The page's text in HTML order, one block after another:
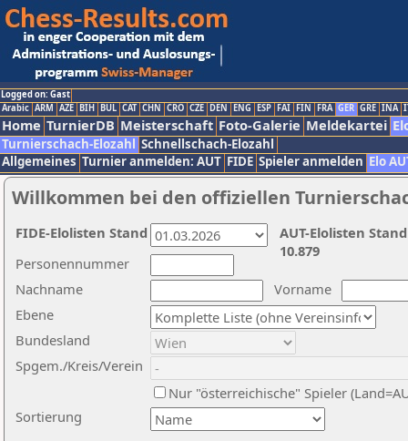
Logged on: Gast
Arabic ARM AZE BIH BUL CAT CHN CRO CZE DEN ENG ESP FAI FIN FRA GER GRE INA
Home TurnierDB Meisterschaft Foto-Galerie Meldekartei
Turnierschach-Elozahl Schnellschach-Elozahl
Allgemeines Turnier anmelden: AUT FIDE Spieler anmelden Elo
Willkommen bei den offiziellen
Nachname
Vorname
Ebene
Sortierung
Personennummer
Bundesland
Spgem./Kreis/Verein
Nur "österreichische" Spieler
AUT-Elolisten
10.879
FIDE-Elolisten Stand